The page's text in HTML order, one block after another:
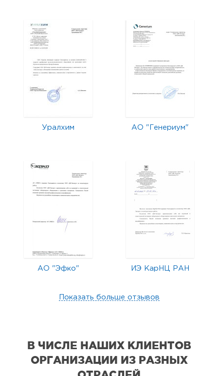
Уралхим АО "Генериум"
АО "Эфко" ИЭ КарНЦ РАН
Показать больше отзывов
В ЧИСЛЕ НАШИХ КЛИЕНТОВ
ОРГАНИЗАЦИИ ИЗ РАЗНЫХ